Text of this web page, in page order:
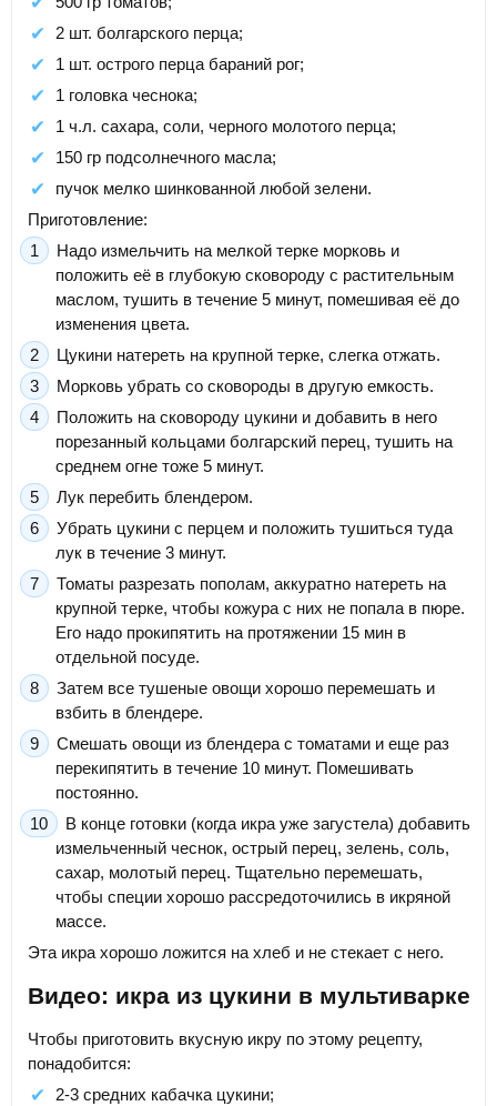
2 шт. болгарского перца;
1 шт. острого перца бараний рог;
1 головка чеснока;
1 ч.л. сахара, соли, черного молотого перца;
150 гр подсолнечного масла;
пучок мелко шинкованной любой зелени.
Приготовление:
Надо измельчить на мелкой терке морковь и
положить её в глубокую сковороду с растительным
маслом, тушить в течение 5 минут, помешивая её до
изменения цвета.
Цукини натереть на крупной терке, слегка отжать.
Морковь убрать со сковороды в другую емкость.
Положить на сковороду цукини и добавить в него
порезанный кольцами болгарский перец, тушить на
среднем огне тоже 5 минут.
Лук перебить блендером.
Убрать цукини с перцем и положить тушиться туда
лук в течение 3 минут.
Томаты разрезать пополам, аккуратно натереть на
крупной терке, чтобы кожура с них не попала в пюре.
Его надо прокипятить на протяжении 15 мин в
отдельной посуде.
Затем все тушеные овощи хорошо перемешать и
взбить в блендере.
Смешать овощи из блендера с томатами и еще раз
перекипятить в течение 10 минут. Помешивать
постоянно.
В конце готовки (когда икра уже загустела) добавить
измельченный чеснок, острый перец, зелень, соль,
сахар, молотый перец. Тщательно перемешать,
чтобы специи хорошо рассредоточились в икряной
массе.
Эта икра хорошо ложится на хлеб и не стекает с него.
Видео: икра из цукини в мультиварке
Чтобы приготовить вкусную икру по этому рецепту,
понадобится:
2-3 средних кабачка цукини;